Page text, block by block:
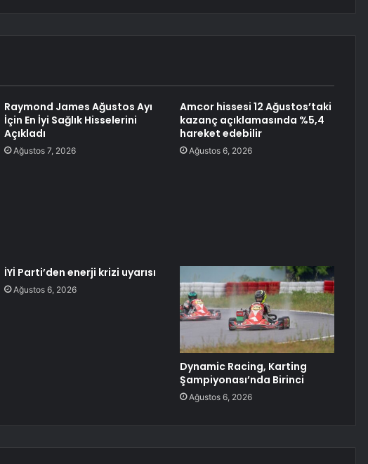
Raymond James Ağustos Ayı
İçin En İyi Sağlık Hisselerini
Açıkladı
Ağustos 7, 2026
Amcor hissesi 12 Ağustos’taki
kazanç açıklamasında %5,4
hareket edebilir
Ağustos 6, 2026
İYİ Parti’den enerji krizi uyarısı
Ağustos 6, 2026
Dynamic Racing, Karting
Şampiyonası’nda Birinci
Ağustos 6, 2026